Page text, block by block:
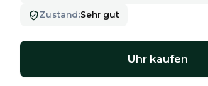
Zustand :Sehr gut
Uhr kaufen